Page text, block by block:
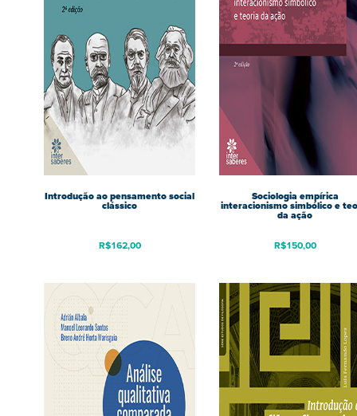
Introdução ao pensamento social
clássico
R$162,00
Sociologia empírica
interacionismo simbólico e
da ação
R$150,00